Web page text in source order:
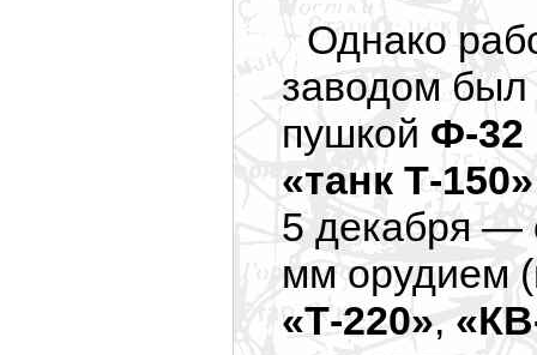
Однако
заводом
пушкой Ф-32
«танк Т-150»
5 декабря —
мм орудием
«Т-220»,